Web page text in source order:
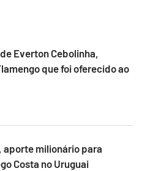
Everton Cebolinha,
que foi oferecido ao
aporte milionário para
Costa no Uruguai